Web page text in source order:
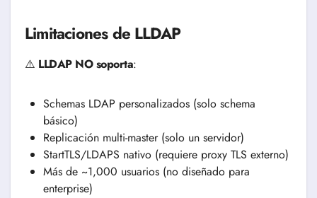
Limitaciones de LLDAP
⚠️ LLDAP NO soporta:
Schemas LDAP personalizados (solo schema
básico)
Replicación multi-master (solo un servidor)
StartTLS/LDAPS nativo (requiere proxy TLS externo)
Más de ~1,000 usuarios (no diseñado para
enterprise)